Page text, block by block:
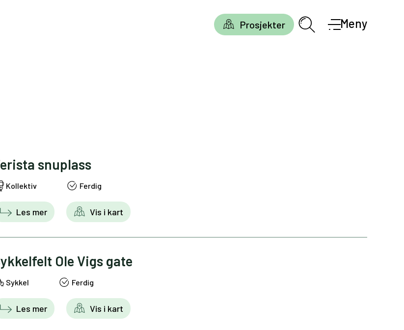
Prosjekter Meny
snuplass
Kollektiv Ferdig
Les mer Vis i kart
Ole Vigs gate
Sykkel Ferdig
Les mer Vis i kart